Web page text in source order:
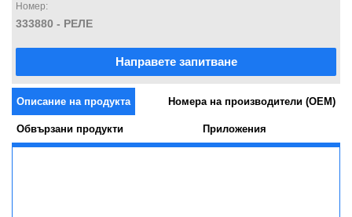
Номер:
333880 - РЕЛЕ
Направете запитване
Описание на продукта Номера на производители (OEM)
Обвързани продукти Приложения